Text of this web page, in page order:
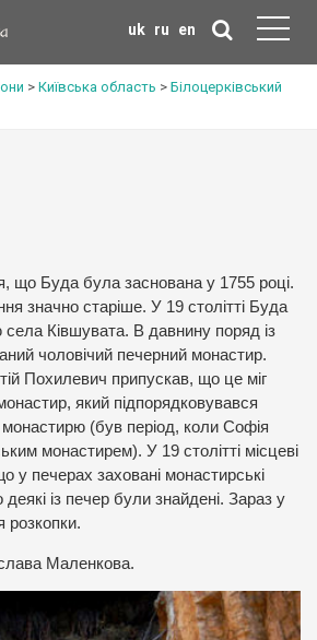
uk ru en
> Київська область > Білоцерківський
що Буда була заснована у 1755 році.
значно старіше. У 19 столітті Буда
Ківшувата. В давнину поряд із
чоловічий печерний монастир.
Похилевич припускав, що це міг
який підпорядковувався
(був період, коли Софія
монастирем). У 19 столітті місцеві
у печерах заховані монастирські
із печер були знайдені. Зараз у
розкопки.
Маленкова.